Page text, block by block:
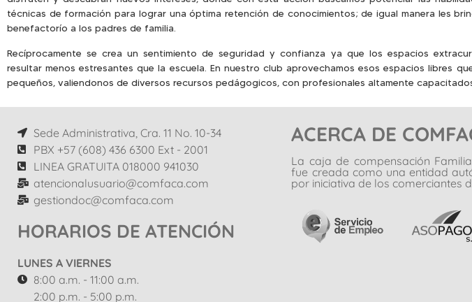
técnicas de formación para lograr una óptima retención de conocimientos; de igual manera les
benefactorío a los padres de familia.
Recíprocamente se crea un sentimiento de seguridad y confianza ya que los espacios
resultar menos estresantes que la escuela. En nuestro club aprovechamos esos espacios libres
pequeños, valiendonos de diversos recursos pedágogicos, con profesionales altamente capacitados
Sede Administrativa, Cra. 11 No. 10-34
PBX +57 (608) 436 6300 Ext - 2001
LINEA GRATUITA 018000 941030
atencionalusuario@comfaca.com
gestiondoc@comfaca.com
HORARIOS DE ATENCIÓN
LUNES A VIERNES
8:00 a.m. - 11:00 a.m.
2:00 p.m. - 5:00 p.m.
ACERCA DE
La caja de compensación
fue creada como una entidad
por iniciativa de los comerciantes